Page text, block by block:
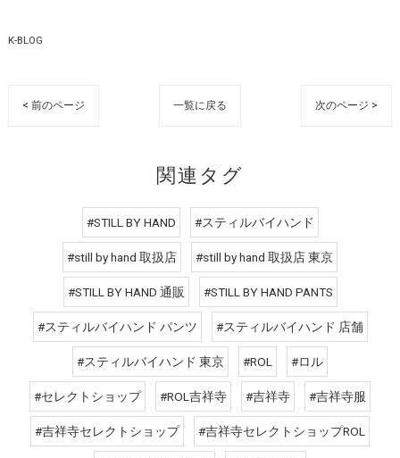
K-BLOG
< 前のページ 一覧に戻る 次のページ >
関連タグ
#STILL BY HAND #スティルバイハンド
#still by hand 取扱店 #still by hand 取扱店 東京
#STILL BY HAND 通販 #STILL BY HAND PANTS
#スティルバイハンド パンツ #スティルバイハンド 店舗
#スティルバイハンド 東京 #ROL #ロル
#セレクトショップ #ROL吉祥寺 #吉祥寺 #吉祥寺服
#吉祥寺セレクトショップ #吉祥寺セレクトショップROL